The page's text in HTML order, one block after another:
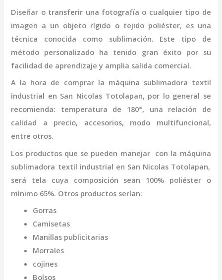
Diseñar o transferir una fotografía o cualquier tipo de
imagen a un objeto rígido o tejido poliéster, es una
técnica conocida como sublimación. Este tipo de
método personalizado ha tenido gran éxito por su
facilidad de aprendizaje y amplia salida comercial.
A la hora de comprar la máquina sublimadora textil
industrial en San Nicolas Totolapan, por lo general se
recomienda: temperatura de 180°, una relación de
calidad a precio, accesorios, modo multifuncional,
entre otros.
Los productos que se pueden manejar con la máquina
sublimadora textil industrial en San Nicolas Totolapan,
será tela cuya composición sean 100% poliéster o
mínimo 65%. Otros productos serían:
Gorras
Camisetas
Manillas publicitarias
Morrales
cojines
Bolsos